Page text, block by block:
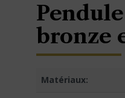
bronze
Matériaux: